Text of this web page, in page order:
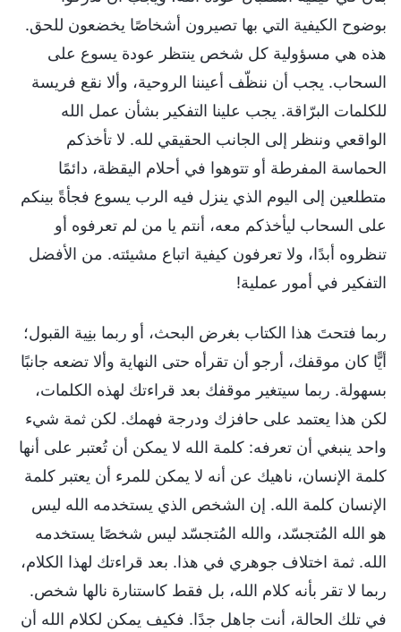
بوضوح الكيفية التي بها تصيرون أشخاصًا يخضعون للحق.
هذه هي مسؤولية كل شخص ينتظر عودة يسوع على
السحاب. يجب أن ننظّف أعيننا الروحية، وألا نقع فريسة
للكلمات البرّاقة. يجب علينا التفكير بشأن عمل الله
الواقعي وننظر إلى الجانب الحقيقي لله. لا تأخذكم
الحماسة المفرطة أو تتوهوا في أحلام اليقظة، دائمًا
متطلعين إلى اليوم الذي ينزل فيه الرب يسوع فجأةً بينكم
على السحاب ليأخذكم معه، أنتم يا من لم تعرفوه أو
تنظروه أبدًا، ولا تعرفون كيفية اتباع مشيئته. من الأفضل
التفكير في أمور عملية!
ربما فتحتَ هذا الكتاب بغرض البحث، أو ربما بنِية القبول؛
أيًّا كان موقفك، أرجو أن تقرأه حتى النهاية وألا تضعه جانبًا
بسهولة. ربما سيتغير موقفك بعد قراءتك لهذه الكلمات،
لكن هذا يعتمد على حافزك ودرجة فهمك. لكن ثمة شيء
واحد ينبغي أن تعرفه: كلمة الله لا يمكن أن تُعتبر على أنها
كلمة الإنسان، ناهيك عن أنه لا يمكن للمرء أن يعتبر كلمة
الإنسان كلمة الله. إن الشخص الذي يستخدمه الله ليس
هو الله المُتجسّد، والله المُتجسّد ليس شخصًا يستخدمه
الله. ثمة اختلاف جوهري في هذا. بعد قراءتك لهذا الكلام،
ربما لا تقر بأنه كلام الله، بل فقط كاستنارة نالها شخص.
في تلك الحالة، أنت جاهل جدًا. فكيف يمكن لكلام الله أن